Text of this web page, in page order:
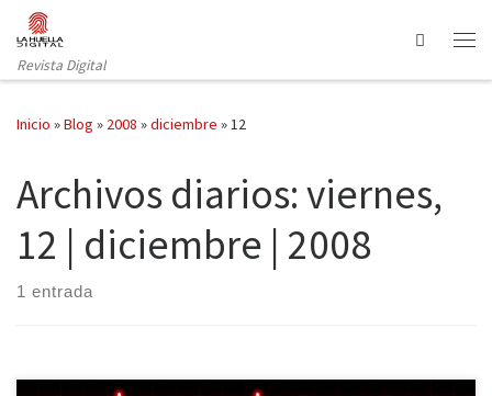
Saltar al contenido
Revista Digital
Search
Inicio »Blog » 2008 »diciembre »12
Archivos diarios:viernes,
12 | diciembre | 2008
1 entrada